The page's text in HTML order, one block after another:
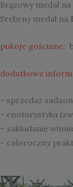
Brązowy medal
Srebrny medal na
pokoje gościnne:
dodatkowe
– sprzedaż
– enoturystyka
– zakładanie
– całoroczny